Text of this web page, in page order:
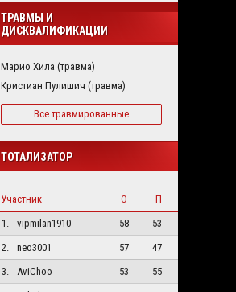
ТРАВМЫ И
ДИСКВАЛИФИКАЦИИ
Марио Хила (травма)
Кристиан Пулишич (травма)
Все травмированные
ТОТАЛИЗАТОР
Участник О
П
1.
vipmilan1910 58
53
2.
neo3001 57
47
3.
AviChoo 53
55